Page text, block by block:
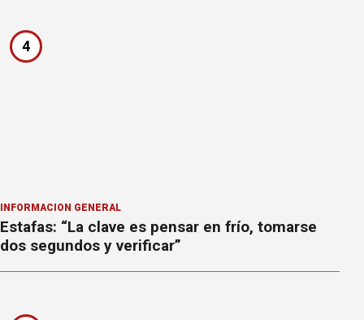
4
INFORMACION GENERAL
Estafas: “La clave es pensar en frío, tomarse
dos segundos y verificar”